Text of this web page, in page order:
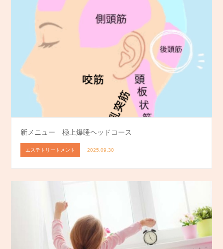
新メニュー 極上爆睡ヘッドコース
エステトリートメント 2025.09.30